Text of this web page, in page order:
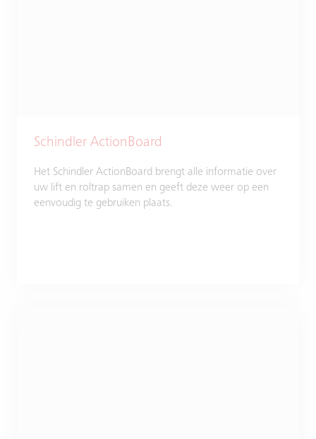
Schindler ActionBoard
Het Schindler ActionBoard brengt alle informatie over
uw lift en roltrap samen en geeft deze weer op een
eenvoudig te gebruiken plaats.